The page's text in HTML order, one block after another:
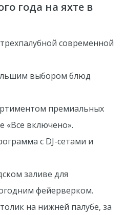
года на яхте в
современной
выбором блюд
премиальных
«Все включено».
с DJ-сетами и
заливе для
фейерверком.
на нижней палубе, за